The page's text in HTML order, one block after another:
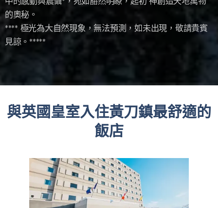
的奧秘。
**** 極光為大自然現象，無法預測，如未出現，敬請貴賓
見諒。*****
與英國皇室入住黃刀鎮最舒適的
飯店